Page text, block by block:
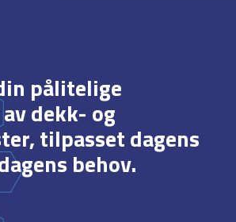
pålitelige
dekk- og
tilpasset dagens
behov.